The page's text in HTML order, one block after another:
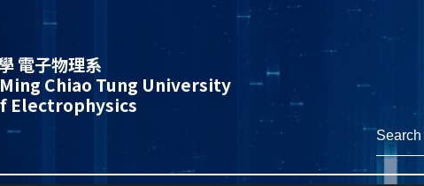
電子物理系
Chiao Tung University
Electrophysics